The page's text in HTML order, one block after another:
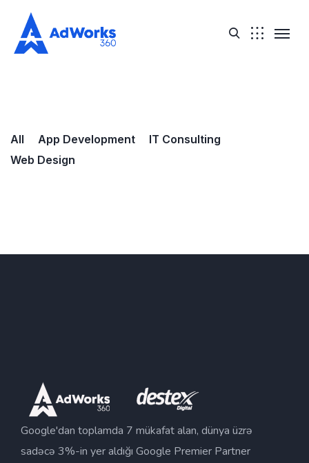
All App Development
IT Consulting
Web Design
Google'dan toplamda 7 mükafat alan, dünya üzrə
sadəcə 3%-in yer aldığı Google Premier Partner